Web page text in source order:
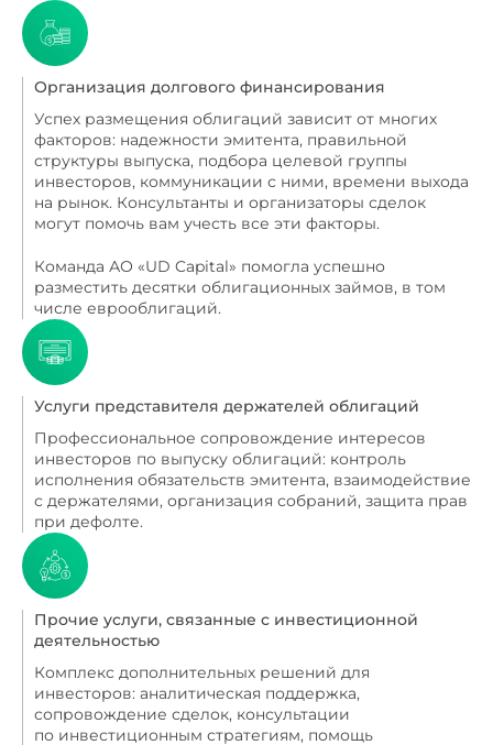
Организация долгового финансирования
Успех размещения облигаций зависит от многих
факторов: надежности эмитента, правильной
структуры выпуска, подбора целевой группы
инвесторов, коммуникации с ними, времени выхода
на рынок. Консультанты и организаторы сделок
могут помочь вам учесть все эти факторы.
Команда АО «UD Capital» помогла успешно
разместить десятки облигационных займов, в том
числе еврооблигаций.
Услуги представителя держателей облигаций
Профессиональное сопровождение интересов
инвесторов по выпуску облигаций: контроль
исполнения обязательств эмитента, взаимодействие
с держателями, организация собраний, защита прав
при дефолте.
Прочие услуги, связанные с инвестиционной
деятельностью
Комплекс дополнительных решений для
инвесторов: аналитическая поддержка,
сопровождение сделок, консультации
по инвестиционным стратегиям, помощь